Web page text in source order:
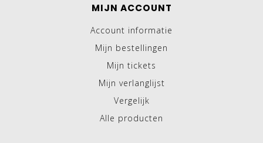
MIJN ACCOUNT
Account informatie
Mijn bestellingen
Mijn tickets
Mijn verlanglijst
Vergelijk
Alle producten